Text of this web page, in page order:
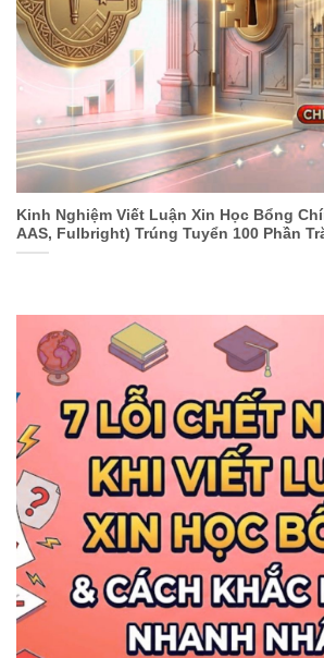
Kinh Nghiệm Viết Luận Xin Học Bổng
AAS, Fulbright) Trúng Tuyển 100 Phần